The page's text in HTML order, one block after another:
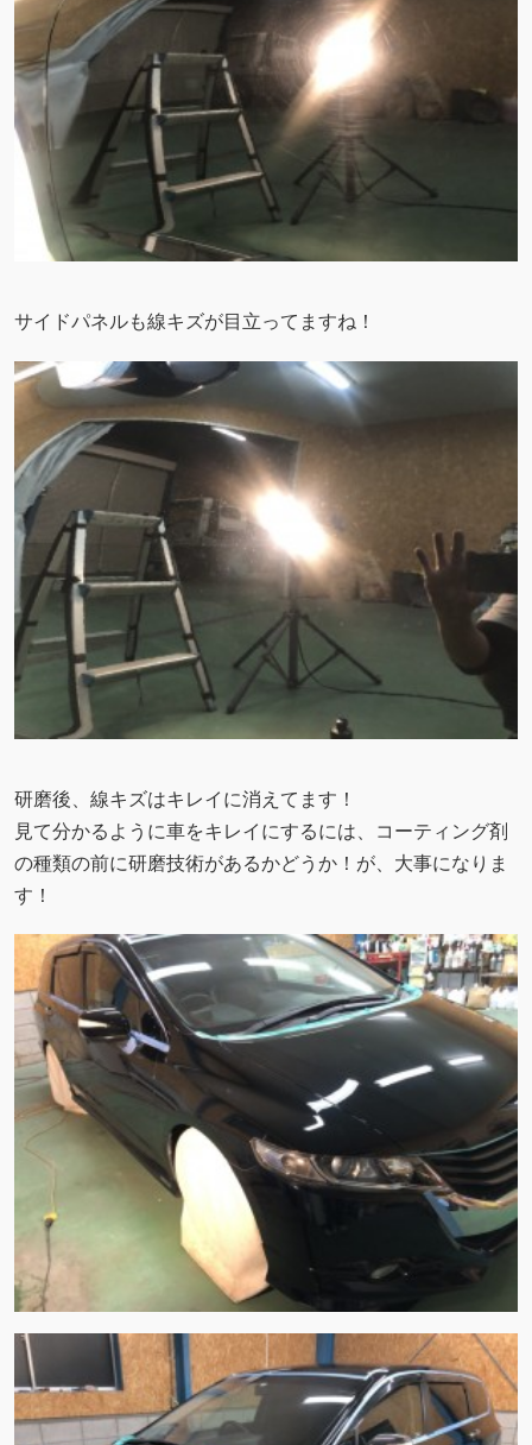
サイドパネルも線キズが目立ってますね！
研磨後、線キズはキレイに消えてます！
見て分かるように車をキレイにするには、コーティング剤
の種類の前に研磨技術があるかどうか！が、大事になりま
す！